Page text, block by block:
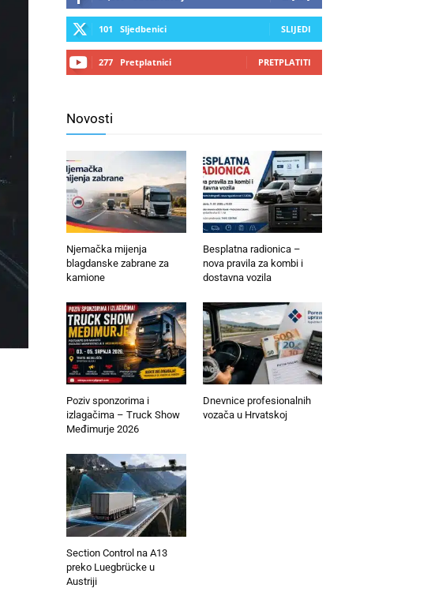
101 Sljedbenici SLIJEDI
277 Pretplatnici PRETPLATITI
Novosti
Njemačka mijenja
blagdanske zabrane za
kamione
Besplatna radionica –
nova pravila za kombi i
dostavna vozila
Poziv sponzorima i
izlagačima – Truck Show
Međimurje 2026
Dnevnice profesionalnih
vozača u Hrvatskoj
Section Control na A13
preko Luegbrücke u
Austriji